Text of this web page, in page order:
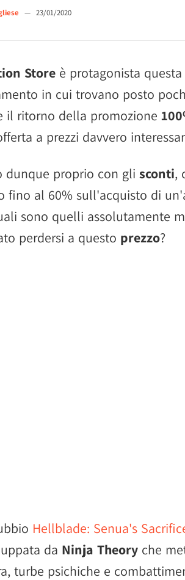
— 23/01/2020
Store è protagonista
in cui trovano posto
il ritorno della promozione
a prezzi davvero
dunque proprio con gli sconti,
fino al 60% sull'acquisto di
sono quelli assolutamente
perdersi a questo prezzo?
Hellblade: Senua's
da Ninja Theory che
turbe psichiche e